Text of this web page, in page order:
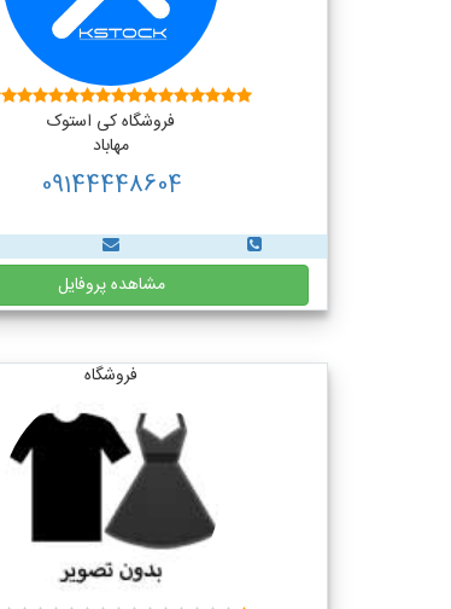
فروشگاه کی استوک
مهاباد
09144448604
مشاهده پروفایل
فروشگاه